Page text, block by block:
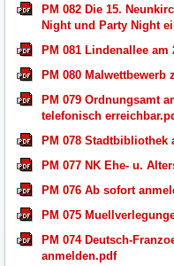
PM 082 Die 15.
Night und Party Night
PM 081 Lindenallee
PM 080
PM 079 Ordnungsamt
telefonisch
PM 078 Stadtbibliothek
PM 077 NK Ehe- u.
PM 076 Ab sofort
PM 075
PM 074 Deutsch-
anmelden.pdf